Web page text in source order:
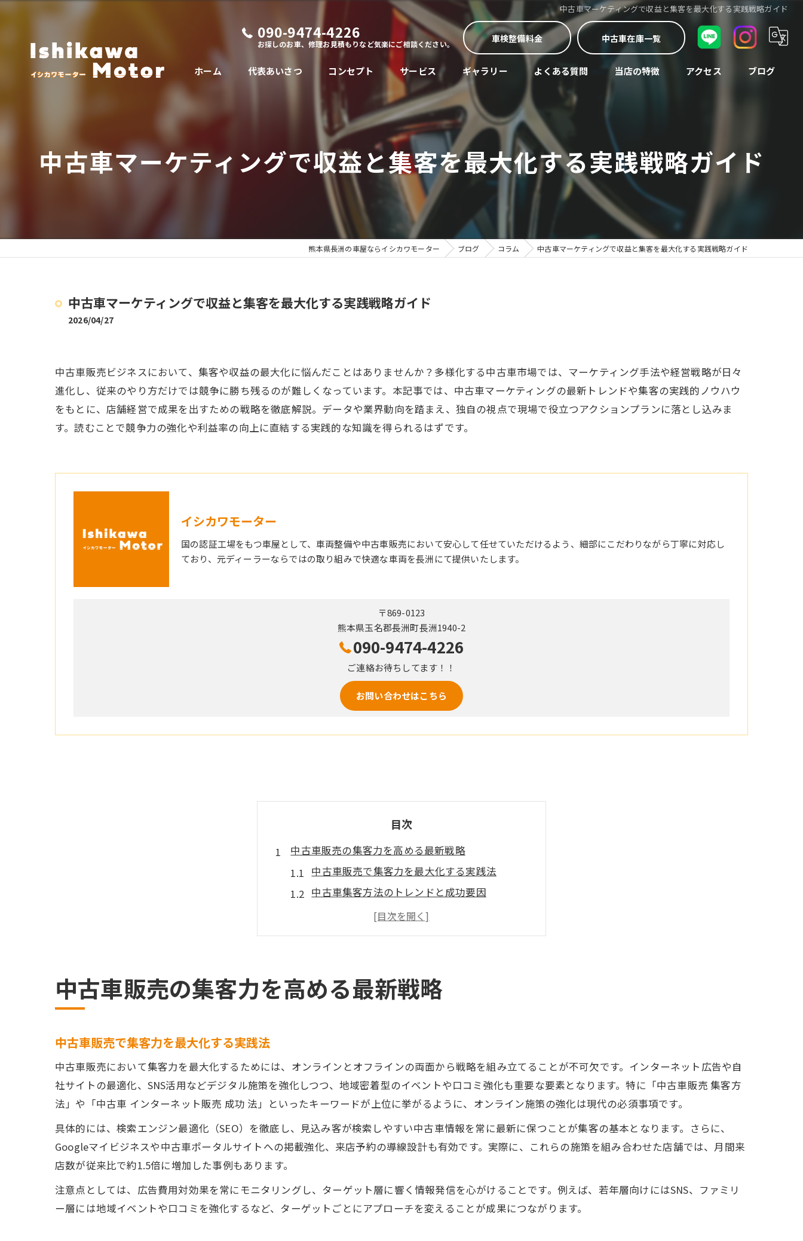
中古車マーケティングで収益と集客を最大化する実践戦略ガイド
090-9474-4226
お探しのお車、修理お見積もりなど気楽にご相談ください。 車検整備料金 中古車在庫一覧
ホーム 代表あいさつ コンセプト サービス ギャラリー よくある質問 当店の特徴
中古車
修理
整備
アクセス ブログ
中古車マーケティングで収益と集客を最大化する実践戦略ガイド
熊本県長洲の車屋ならイシカワモーター ブログ コラム 中古車マーケティングで収益と集客を最大化する実践戦略ガイド
中古車マーケティングで収益と集客を最大化する実践戦略ガイド
2026/04/27
中古車販売ビジネスにおいて、集客や収益の最大化に悩んだことはありませんか？多様化する中古車市場では、マーケティング手法や経営戦略が日々
進化し、従来のやり方だけでは競争に勝ち残るのが難しくなっています。本記事では、中古車マーケティングの最新トレンドや集客の実践的ノウハウ
をもとに、店舗経営で成果を出すための戦略を徹底解説。データや業界動向を踏まえ、独自の視点で現場で役立つアクションプランに落とし込みま
す。読むことで競争力の強化や利益率の向上に直結する実践的な知識を得られるはずです。
イシカワモーター
国の認証工場をもつ車屋として、車両整備や中古車販売において安心して任せていただけるよう、細部にこだわりながら丁寧に対応し
ており、元ディーラーならではの取り組みで快適な車両を長洲にて提供いたします。
〒869-0123
熊本県玉名郡長洲町長洲1940-2
090-9474-4226
ご連絡お待ちしてます！！
お問い合わせはこちら
目次
中古車販売の集客力を高める最新戦略
中古車販売で集客力を最大化する実践法
中古車集客方法のトレンドと成功要因
インスタ集客が中古車販売にもたらす効果
中古車チラシテンプレート活用のコツとは
効果的なマーケティングで中古車事業を伸ばす方法
中古車販売の成長を促すマーケティング戦略
中古車販売工夫による利益率アップの手法
中古車販促活動の最適化と実践例を紹介
ネット活用で広がる中古車の販売成功例
中古車インターネット販売の最新成功事例
中古車販売におけるSNS活用のポイント
中古車販売方法をネットで最適化するには
オンライン戦略が中古車事業に与える効果
中古車販売の集客力を高める最新戦略
中古車販売で集客力を最大化する実践法
中古車販売において集客力を最大化するためには、オンラインとオフラインの両面から戦略を組み立てることが不可欠です。インターネット広告や自
社サイトの最適化、SNS活用などデジタル施策を強化しつつ、地域密着型のイベントや口コミ強化も重要な要素となります。特に「中古車販売 集客方
法」や「中古車 インターネット販売 成功 法」といったキーワードが上位に挙がるように、オンライン施策の強化は現代の必須事項です。
具体的には、検索エンジン最適化（SEO）を徹底し、見込み客が検索しやすい中古車情報を常に最新に保つことが集客の基本となります。さらに、
Googleマイビジネスや中古車ポータルサイトへの掲載強化、来店予約の導線設計も有効です。実際に、これらの施策を組み合わせた店舗では、月間来
店数が従来比で約1.5倍に増加した事例もあります。
注意点としては、広告費用対効果を常にモニタリングし、ターゲット層に響く情報発信を心がけることです。例えば、若年層向けにはSNS、ファミリ
ー層には地域イベントや口コミを強化するなど、ターゲットごとにアプローチを変えることが成果につながります。